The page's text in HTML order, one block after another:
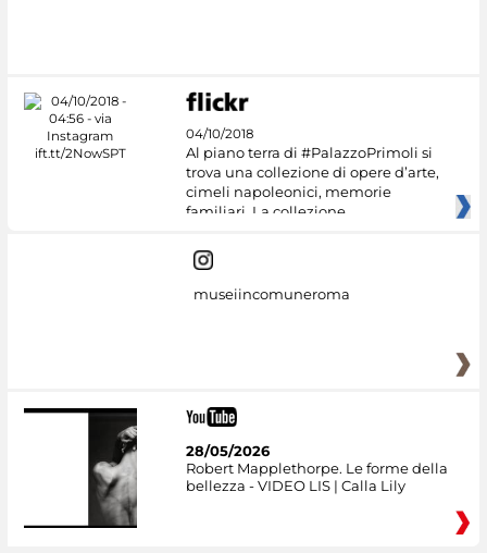
04/10/2018
Al piano terra di #PalazzoPrimoli si
trova una collezione di opere d’arte,
cimeli napoleonici, memorie
familiari. La collezione
museiincomuneroma
28/05/2026
Robert Mapplethorpe. Le forme della
bellezza - VIDEO LIS | Calla Lily